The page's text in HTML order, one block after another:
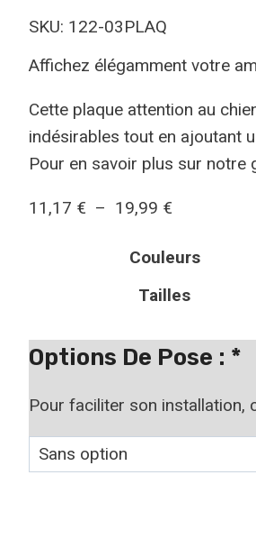
SKU: 122-03PLAQ
Affichez élégamment votre
Cette plaque attention au
indésirables tout en ajoutant
Pour en savoir plus sur notre
11,17 € – 19,99 €
Couleurs
Tailles
Options De Pose : *
Pour faciliter son